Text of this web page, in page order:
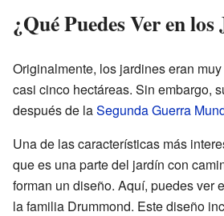
¿Qué Puedes Ver en
Originalmente, los jardines eran
casi cinco hectáreas. Sin embargo,
después de laSegunda Guerra
Una de las características más
que es una parte del jardín con
forman un diseño. Aquí, puedes ver
la familia Drummond. Este diseño